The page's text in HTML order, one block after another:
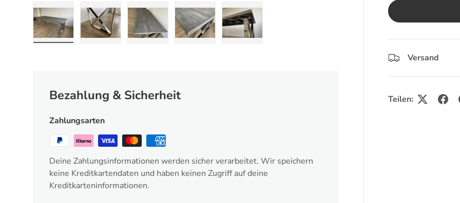
Versand
Teilen:
Bezahlung & Sicherheit
Zahlungsarten
Deine Zahlungsinformationen werden sicher verarbeitet. Wir speichern
keine Kreditkartendaten und haben keinen Zugriff auf deine
Kreditkarteninformationen.